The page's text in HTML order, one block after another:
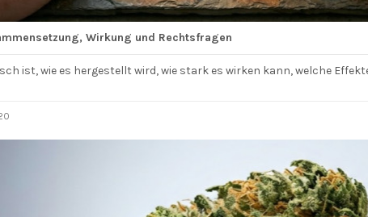
Wirkung und Rechtsfragen
ist, wie es hergestellt wird, wie stark es wirken kann, welche